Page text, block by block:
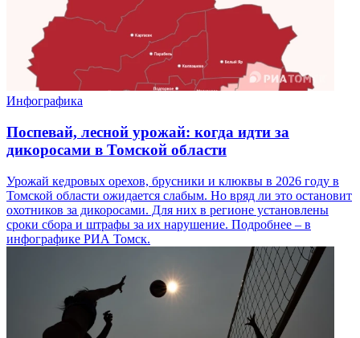
Инфографика
Поспевай, лесной урожай: когда идти за
дикоросами в Томской области
Урожай кедровых орехов, брусники и клюквы в 2026 году в
Томской области ожидается слабым. Но вряд ли это остановит
охотников за дикоросами. Для них в регионе установлены
сроки сбора и штрафы за их нарушение. Подробнее – в
инфографике РИА Томск.